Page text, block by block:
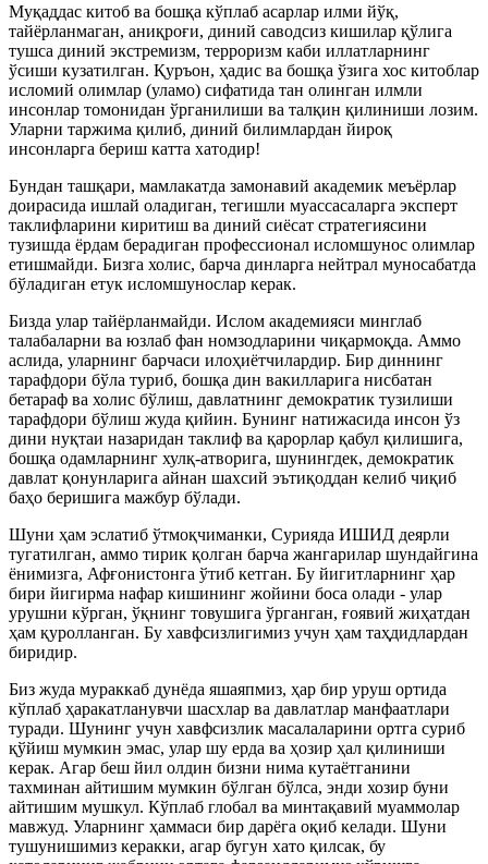
Муқаддас китоб ва бошқа кўплаб асарлар илми йўқ,
тайёрланмаган, аниқроғи, диний саводсиз кишилар қўлига
тушса диний экстремизм, терроризм каби иллатларнинг
ўсиши кузатилган. Қуръон, ҳадис ва бошқа ўзига хос китоблар
исломий олимлар (уламо) сифатида тан олинган илмли
инсонлар томонидан ўрганилиши ва талқин қилиниши лозим.
Уларни таржима қилиб, диний билимлардан йироқ
инсонларга бериш катта хатодир!
Бундан ташқари, мамлакатда замонавий академик меъёрлар
доирасида ишлай оладиган, тегишли муассасаларга эксперт
таклифларини киритиш ва диний сиёсат стратегиясини
тузишда ёрдам берадиган профессионал исломшунос олимлар
етишмайди. Бизга холис, барча динларга нейтрал муносабатда
бўладиган етук исломшунослар керак.
Бизда улар тайёрланмайди. Ислом академияси минглаб
талабаларни ва юзлаб фан номзодларини чиқармоқда. Аммо
аслида, уларнинг барчаси илоҳиётчилардир. Бир диннинг
тарафдори бўла туриб, бошқа дин вакилларига нисбатан
бетараф ва холис бўлиш, давлатнинг демократик тузилиши
тарафдори бўлиш жуда қийин. Бунинг натижасида инсон ўз
дини нуқтаи назаридан таклиф ва қарорлар қабул қилишига,
бошқа одамларнинг хулқ-атворига, шунингдек, демократик
давлат қонунларига айнан шахсий эътиқоддан келиб чиқиб
баҳо беришига мажбур бўлади.
Шуни ҳам эслатиб ўтмоқчиманки, Сурияда ИШИД деярли
тугатилган, аммо тирик қолган барча жангарилар шундайгина
ёнимизга, Афғонистонга ўтиб кетган. Бу йигитларнинг ҳар
бири йигирма нафар кишининг жойини боса олади - улар
урушни кўрган, ўқнинг товушига ўрганган, ғоявий жиҳатдан
ҳам қуролланган. Бу хавфсизлигимиз учун ҳам таҳдидлардан
биридир.
Биз жуда мураккаб дунёда яшаяпмиз, ҳар бир уруш ортида
кўплаб ҳаракатланувчи шасхлар ва давлатлар манфаатлари
туради. Шунинг учун хавфсизлик масалаларини ортга суриб
қўйиш мумкин эмас, улар шу ерда ва ҳозир ҳал қилиниши
керак. Агар беш йил олдин бизни нима кутаётганини
тахминан айтишим мумкин бўлган бўлса, энди хозир буни
айтишим мушкул. Кўплаб глобал ва минтақавий муаммолар
мавжуд. Уларнинг ҳаммаси бир дарёга оқиб келади. Шуни
тушунишимиз керакки, агар бугун хато қилсак, бу